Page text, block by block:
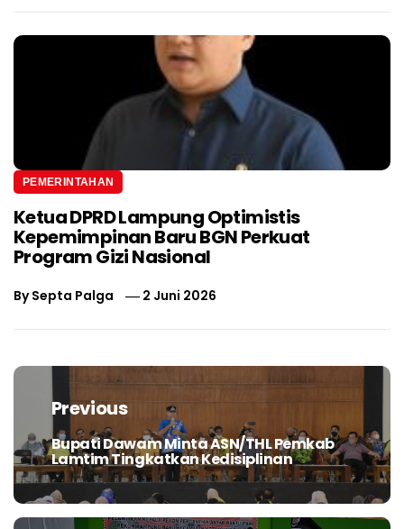
PEMERINTAHAN
Ketua DPRD Lampung Optimistis
Kepemimpinan Baru BGN Perkuat
Program Gizi Nasional
BySepta Palga 2 Juni 2026
Navigasi
posPrevious
Previous
post:
Bupati Dawam Minta ASN/THL Pemkab
Lamtim Tingkatkan Kedisiplinan